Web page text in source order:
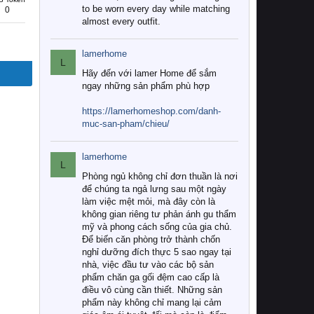
0
to be worn every day while matching
almost every outfit.
L
lamerhome
Hãy đến với lamer Home để sắm
ngay những sản phẩm phù hợp
https://lamerhomeshop.com/danh-
muc-san-pham/chieu/
L
lamerhome
Phòng ngủ không chỉ đơn thuần là nơi
để chúng ta ngả lưng sau một ngày
làm việc mệt mỏi, mà đây còn là
không gian riêng tư phản ánh gu thẩm
mỹ và phong cách sống của gia chủ.
Để biến căn phòng trở thành chốn
nghỉ dưỡng đích thực 5 sao ngay tại
nhà, việc đầu tư vào các bộ sản
phẩm chăn ga gối đệm cao cấp là
điều vô cùng cần thiết. Những sản
phẩm này không chỉ mang lại cảm